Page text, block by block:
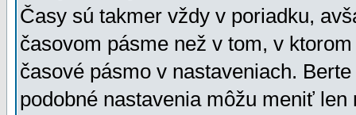
Časy sú takmer vždy v poriadku,
časovom pásme než v tom, v
časové pásmo v nastaveniach.
podobné nastavenia môžu meniť